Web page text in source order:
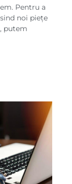
Pentru a
noi piețe
putem